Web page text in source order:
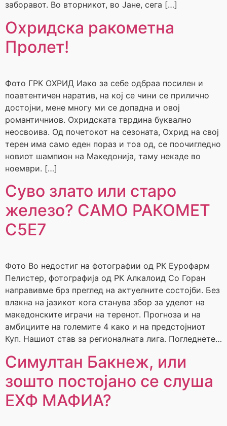
заборавот. Во вторникот, во Јане, сега […]
Охридска ракометна
Пролет!
Фото ГРК ОХРИД Иако за себе одбраа посилен и
поавтентичен наратив, на кој се чини се прилично
достојни, мене многу ми се допадна и овој
романтичниов. Охридската тврдина буквално
неосвоива. Од почетокот на сезоната, Охрид на свој
терен има само еден пораз и тоа од, се поочигледно
новиот шампион на Македонија, таму некаде во
ноември. […]
Суво злато или старо
железо? САМО РАКОМЕТ
С5Е7
Фото Во недостиг на фотографии од РК Еурофарм
Пелистер, фотографија од РК Алкалоид Со Горан
направивме брз преглед на актуелните состојби. Без
влакна на јазикот кога станува збор за уделот на
македонските играчи на теренот. Прогноза и на
амбициите на големите 4 како и на предстојниот
Куп. Нашиот став за регионалната лига. Погледнете…
Симултан Бакнеж, или
зошто постојано се слуша
ЕХФ МАФИА?